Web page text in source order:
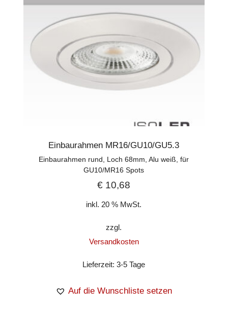
Einbaurahmen MR16/GU10/GU5.3
Einbaurahmen rund, Loch 68mm, Alu weiß, für
GU10/MR16 Spots
€ 10,68
inkl. 20 % MwSt.
zzgl.
Versandkosten
Lieferzeit:3-5 Tage
Auf die Wunschliste setzen